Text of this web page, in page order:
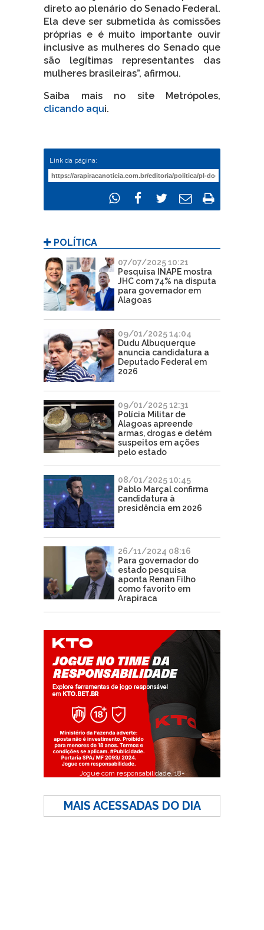
direto ao plenário do Senado Federal.
Ela deve ser submetida às comissões
próprias e é muito importante ouvir
inclusive as mulheres do Senado que
são legítimas representantes das
mulheres brasileiras”, afirmou.
Saiba mais no site Metrópoles,
clicando aqui.
Link da página:
POLÍTICA
07/07/2025 10:21
Pesquisa INAPE mostra
JHC com 74% na disputa
para governador em
Alagoas
09/01/2025 14:04
Dudu Albuquerque
anuncia candidatura a
Deputado Federal em
2026
09/01/2025 12:31
Polícia Militar de
Alagoas apreende
armas, drogas e detém
suspeitos em ações
pelo estado
08/01/2025 10:45
Pablo Marçal confirma
candidatura à
presidência em 2026
26/11/2024 08:16
Para governador do
estado pesquisa
aponta Renan Filho
como favorito em
Arapiraca
Jogue com responsabilidade. 18+
MAIS ACESSADAS DO DIA